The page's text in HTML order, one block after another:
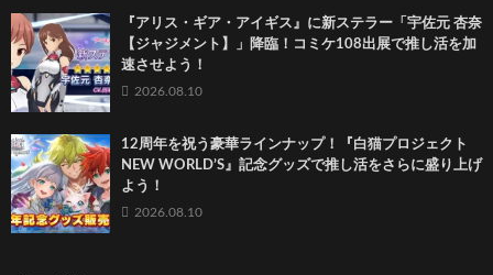
『アリス・ギア・アイギス』に新ステラー「宇佐元 杏奈
【ジャジメント】」降臨！コミケ108出展で推し活を加
速させよう！
2026.08.10
12周年を祝う豪華ラインナップ！『白猫プロジェクト
NEW WORLD’S』記念グッズで推し活をさらに盛り上げ
よう！
2026.08.10